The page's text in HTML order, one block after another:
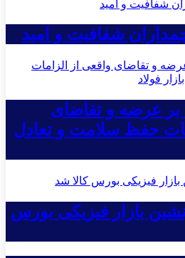
شفافیت و امید
بر عرضه و تقاضای
حفظ سلامت و تعادل
بازار فیزیکی بورس